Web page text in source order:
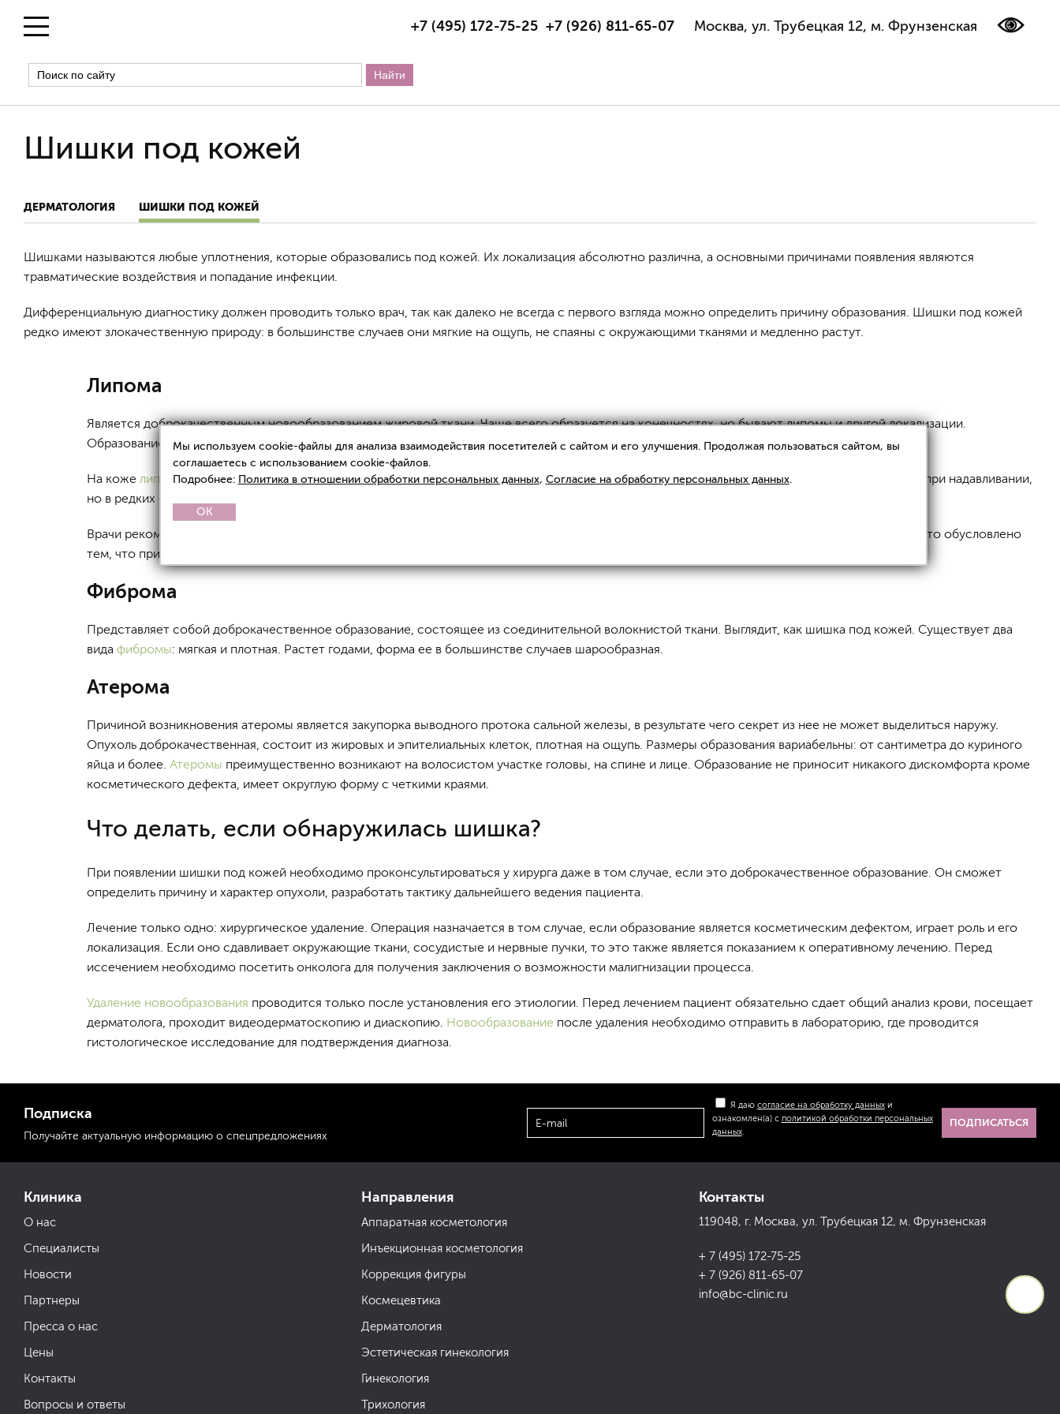
+7 (495) 172-75-25 +7 (926) 811-65-07 Москва, ул. Трубецкая 12, м. Фрунзенская
Шишки под кожей
ДЕРМАТОЛОГИЯ ШИШКИ ПОД КОЖЕЙ
Шишками называются любые уплотнения, которые образовались под кожей. Их локализация абсолютно различна, а основными причинами появления являются
травматические воздействия и попадание инфекции.
Дифференциальную диагностику должен проводить только врач, так как далеко не всегда с первого взгляда можно определить причину образования. Шишки под кожей
редко имеют злокачественную природу: в большинстве случаев они мягкие на ощупь, не спаяны с окружающими тканями и медленно растут.
Липома
Является доброкачественным новообразованием жировой ткани. Чаще всего образуется на конечностях, но бывают липомы и другой локализации.
Образование мягкое, его содержимое является жировой тканью.
На коже липомыне растут, они появляются только в жировой прослойке. Размером могут быть до нескольких сантиметров, безболезненны при надавливании,
но в редких случаях при быстром росте боль может появляться из-за сдавления нервных окончаний.
Врачи рекомендуют удалять липому несмотря на то, что она очень редко озлокачествляется и является лишь косметическим недостатком. Это обусловлено
тем, что при ее быстром росте могут сдавливаться и инфицироваться окружающие ткани.
Фиброма
Представляет собой доброкачественное образование, состоящее из соединительной волокнистой ткани. Выглядит, как шишка под кожей. Существует два
вида фибромы: мягкая и плотная. Растет годами, форма ее в большинстве случаев шарообразная.
Атерома
Причиной возникновения атеромы является закупорка выводного протока сальной железы, в результате чего секрет из нее не может выделиться наружу.
Опухоль доброкачественная, состоит из жировых и эпителиальных клеток, плотная на ощупь. Размеры образования вариабельны: от сантиметра до куриного
яйца и более. Атеромы преимущественно возникают на волосистом участке головы, на спине и лице. Образование не приносит никакого дискомфорта кроме
косметического дефекта, имеет округлую форму с четкими краями.
Что делать, если обнаружилась шишка?
При появлении шишки под кожей необходимо проконсультироваться у хирурга даже в том случае, если это доброкачественное образование. Он сможет
определить причину и характер опухоли, разработать тактику дальнейшего ведения пациента.
Лечение только одно: хирургическое удаление. Операция назначается в том случае, если образование является косметическим дефектом, играет роль и его
локализация. Если оно сдавливает окружающие ткани, сосудистые и нервные пучки, то это также является показанием к оперативному лечению. Перед
иссечением необходимо посетить онколога для получения заключения о возможности малигнизации процесса.
Удаление новообразования проводится только после установления его этиологии. Перед лечением пациент обязательно сдает общий анализ крови, посещает
дерматолога, проходит видеодерматоскопию и диаскопию. Новообразование после удаления необходимо отправить в лабораторию, где проводится
гистологическое исследование для подтверждения диагноза.
Клиника
О нас
Специалисты
Новости
Партнеры
Пресса о нас
Цены
Контакты
Вопросы и ответы
Направления
Аппаратная косметология
Инъекционная косметология
Коррекция фигуры
Космецевтика
Дерматология
Эстетическая гинекология
Гинекология
Трихология
Контакты
119048, г. Москва, ул. Трубецкая 12, м. Фрунзенская
+ 7 (495) 172-75-25
+ 7 (926) 811-65-07
info@bc-clinic.ru
Подписка
Получайте актуальную информацию о спецпредложениях
Я даю согласие на обработку данныхи
ознакомлен(а) с политикой обработки персональных
данных.
ПОДПИСАТЬСЯ
Мы используем cookie-файлы для анализа взаимодействия посетителей с сайтом и его улучшения. Продолжая пользоваться сайтом, вы
соглашаетесь с использованием cookie-файлов.
Подробнее: Политика в отношении обработки персональных данных, Согласие на обработку персональных данных.
OK